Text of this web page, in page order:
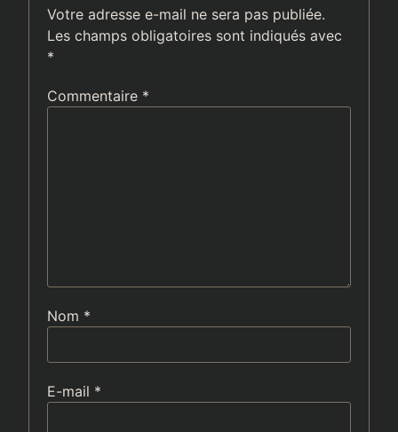
Votre adresse e-mail ne sera pas publiée.
Les champs obligatoires sont indiqués avec
*
Commentaire *
Nom *
E-mail *